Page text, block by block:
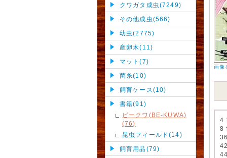
クワガタ成虫(7249)
その他成虫(566)
幼虫(2775)
産卵木(11)
マット(7)
菌糸(10)
飼育ケース(10)
書籍(91)
ビークワ(BE-KUWA)
(76)
昆虫フィールド(14)
飼育用品(79)
画像
4
8